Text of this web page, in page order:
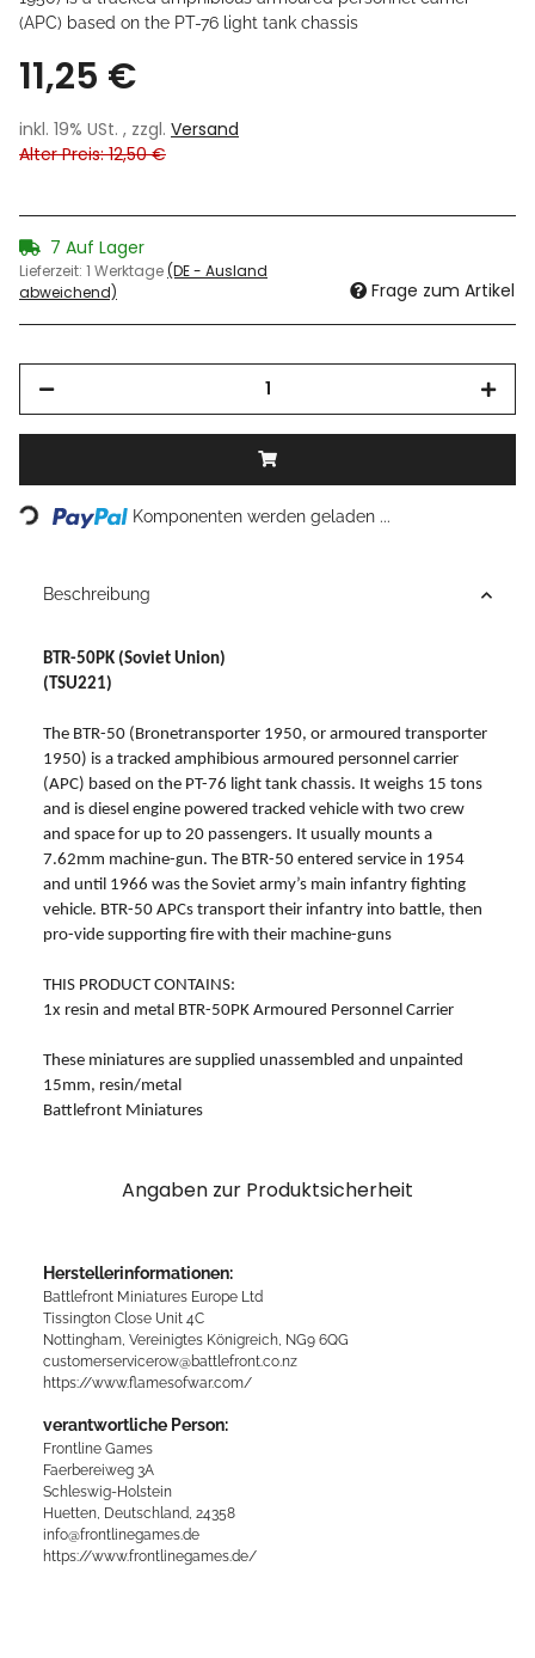
(APC) based on the PT-76 light tank chassis
11,25 €
inkl. 19% USt. , zzgl. Versand
Alter Preis: 12,50 €
7 Auf Lager
Lieferzeit: 1 Werktage(DE - Ausland
abweichend)
Frage zum Artikel
Loading... Komponenten werden geladen ...
Beschreibung
BTR-50PK (Soviet Union)
(TSU221)
The BTR-50 (Bronetransporter 1950, or armoured transporter
1950) is a tracked amphibious armoured personnel carrier
(APC) based on the PT-76 light tank chassis. It weighs 15 tons
and is diesel engine powered tracked vehicle with two crew
and space for up to 20 passengers. It usually mounts a
7.62mm machine-gun. The BTR-50 entered service in 1954
and until 1966 was the Soviet army’s main infantry fighting
vehicle. BTR-50 APCs transport their infantry into battle, then
pro-vide supporting fire with their machine-guns
THIS PRODUCT CONTAINS:
1x resin and metal BTR-50PK Armoured Personnel Carrier
These miniatures are supplied unassembled and unpainted
15mm, resin/metal
Battlefront Miniatures
Angaben zur Produktsicherheit
Herstellerinformationen:
Battlefront Miniatures Europe Ltd
Tissington Close Unit 4C
Nottingham, Vereinigtes Königreich, NG9 6QG
customerservicerow@battlefront.co.nz
https://www.flamesofwar.com/
verantwortliche Person:
Frontline Games
Faerbereiweg 3A
Schleswig-Holstein
Huetten, Deutschland, 24358
info@frontlinegames.de
https://www.frontlinegames.de/